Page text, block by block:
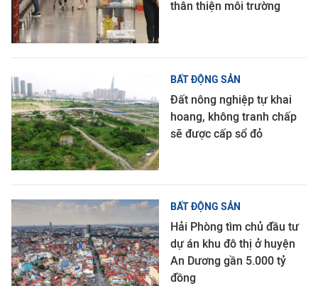
thân thiện môi trường
BẤT ĐỘNG SẢN
Đất nông nghiệp tự khai
hoang, không tranh chấp
sẽ được cấp sổ đỏ
BẤT ĐỘNG SẢN
Hải Phòng tìm chủ đầu tư
dự án khu đô thị ở huyện
An Dương gần 5.000 tỷ
đồng